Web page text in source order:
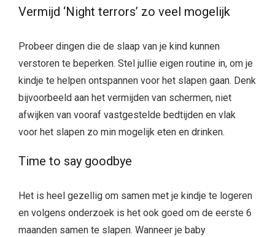
Vermijd ‘Night terrors’ zo veel mogelijk
Probeer dingen die de slaap van je kind kunnen
verstoren te beperken. Stel jullie eigen routine in, om je
kindje te helpen ontspannen voor het slapen gaan. Denk
bijvoorbeeld aan het vermijden van schermen, niet
afwijken van vooraf vastgestelde bedtijden en vlak
voor het slapen zo min mogelijk eten en drinken.
Time to say goodbye
Het is heel gezellig om samen met je kindje te logeren
en volgens onderzoek is het ook goed om de eerste 6
maanden samen te slapen. Wanneer je baby